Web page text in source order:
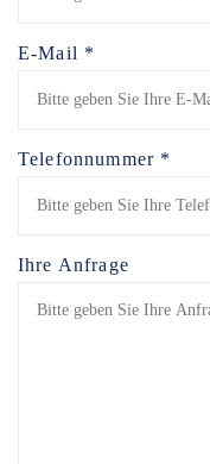
E-Mail *
Telefonnummer *
Ihre Anfrage